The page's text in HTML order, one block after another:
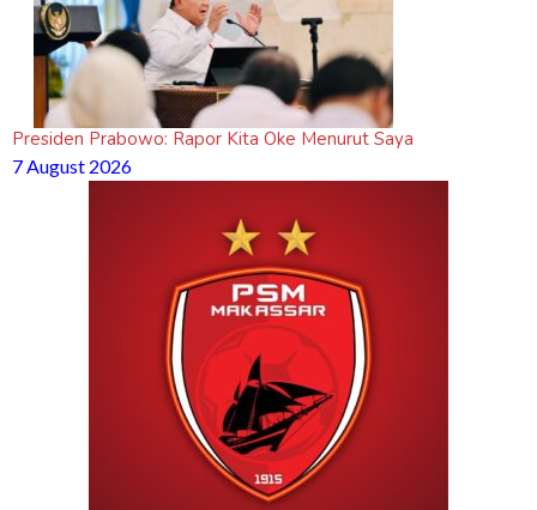
Presiden Prabowo: Rapor Kita Oke Menurut Saya
7 August 2026